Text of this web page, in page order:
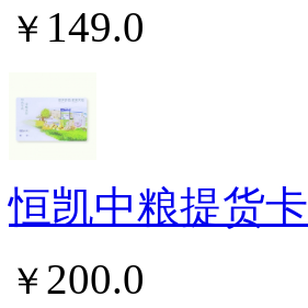
￥ 149.0
恒凯中粮提货
￥ 200.0